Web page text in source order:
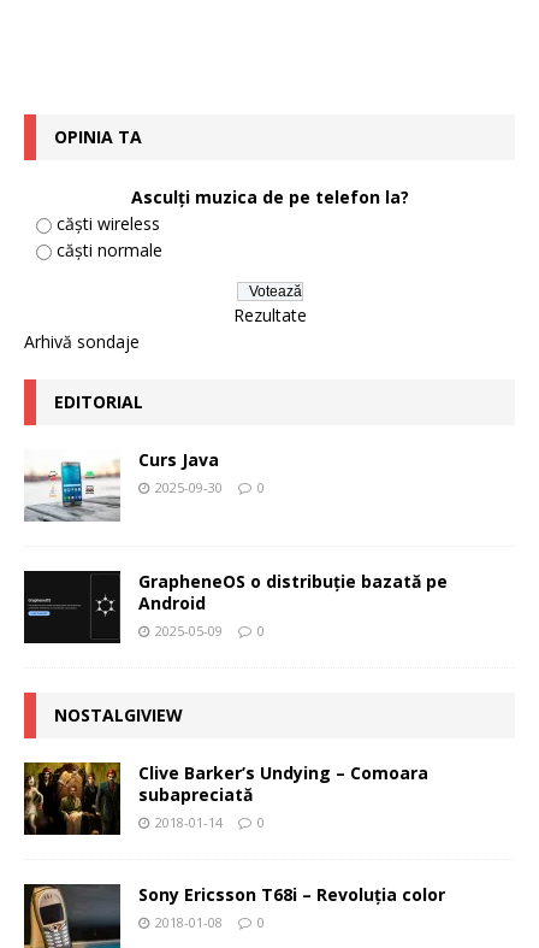
OPINIA TA
Asculți muzica de pe telefon la?
căști wireless
căști normale
Rezultate
Arhivă sondaje
EDITORIAL
Curs Java
2025-09-30 0
GrapheneOS o distribuție bazată pe
Android
2025-05-09 0
NOSTALGIVIEW
Clive Barker’s Undying – Comoara
subapreciată
2018-01-14 0
Sony Ericsson T68i – Revoluţia color
2018-01-08 0